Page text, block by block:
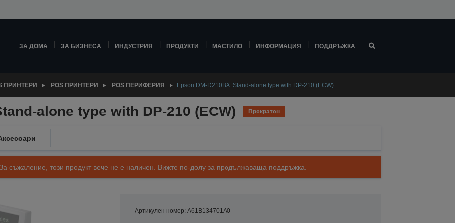
ЗА ДОМА ЗА БИЗНЕСА ИНДУСТРИЯ ПРОДУКТИ МАСТИЛО ИНФОРМАЦИЯ ПОДДРЪЖКА
ПРИНТЕРИ POS ПРИНТЕРИ POS ПЕРИФЕРИЯ Epson DM-D210BA: Stand-alone type with DP-210 (ECW)
alone type with DP-210 (ECW) Прекратен
съжаление, този продукт вече не е наличен. Вижте по-долу за продължаваща поддръжка.
Артикулен номер: A61B134701A0